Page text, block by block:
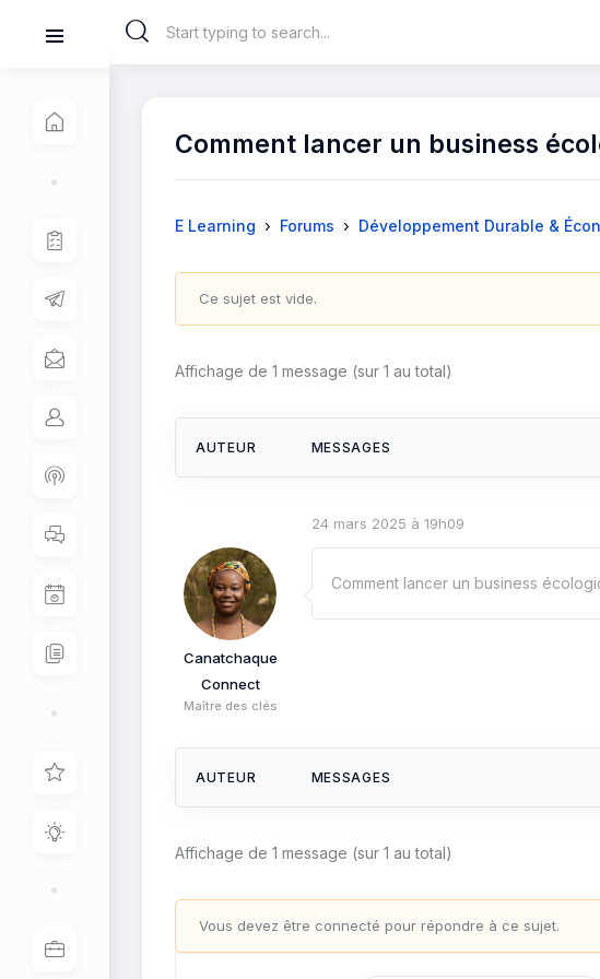
Comment lancer un business
E Learning › Forums › Développement Durable &
Ce sujet est vide.
Affichage de 1 message (sur 1 au total)
AUTEUR MESSAGES
24 mars 2025 à 19h09
Canatchaque
Connect
Maître des clés
Comment lancer un business
AUTEUR MESSAGES
Affichage de 1 message (sur 1 au total)
Vous devez être connecté pour répondre à ce sujet.